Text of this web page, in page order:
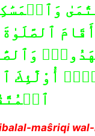
أُوْلَٰٓئِكَ
maŝriqi